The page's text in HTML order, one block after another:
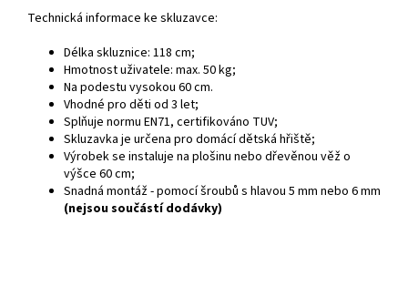
Technická informace ke skluzavce:
Délka skluznice: 118 cm;
Hmotnost uživatele: max. 50 kg;
Na podestu vysokou 60 cm.
Vhodné pro děti od 3 let;
Splňuje normu EN71, certifikováno TUV;
Skluzavka je určena pro domácí dětská hřiště;
Výrobek se instaluje na plošinu nebo dřevěnou věž o
výšce 60 cm;
Snadná montáž - pomocí šroubů s hlavou 5 mm nebo 6 mm
(nejsou součástí dodávky)